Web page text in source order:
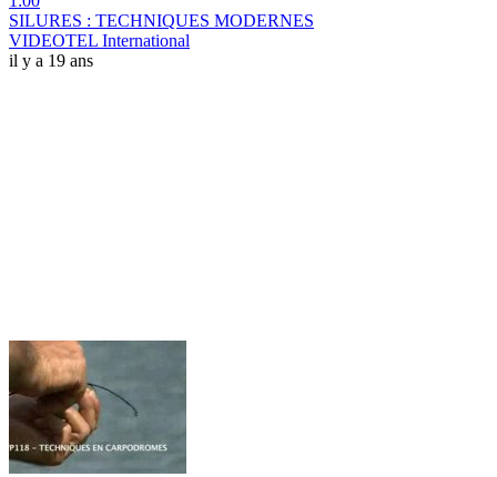
SILURES : TECHNIQUES MODERNES
VIDEOTEL International
il y a 19 ans